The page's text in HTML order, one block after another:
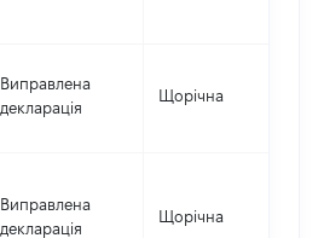
Виправлена
декларація
Щорічна
Виправлена
декларація
Щорічна